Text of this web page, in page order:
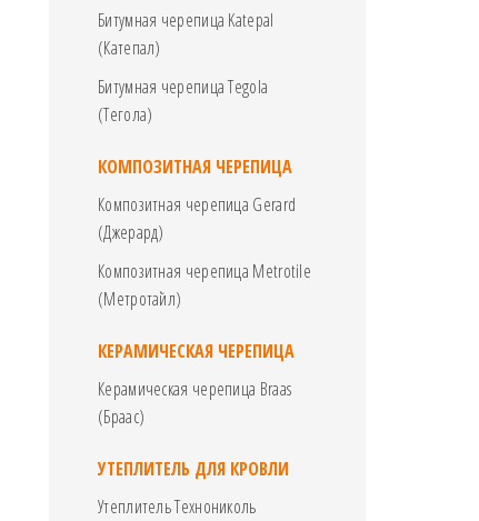
Битумная черепица Katepal
(Катепал)
Битумная черепица Tegola
(Тегола)
КОМПОЗИТНАЯ ЧЕРЕПИЦА
Композитная черепица Gerard
(Джерард)
Композитная черепица Metrotile
(Метротайл)
КЕРАМИЧЕСКАЯ ЧЕРЕПИЦА
Керамическая черепица Braas
(Браас)
УТЕПЛИТЕЛЬ ДЛЯ КРОВЛИ
Утеплитель Технониколь